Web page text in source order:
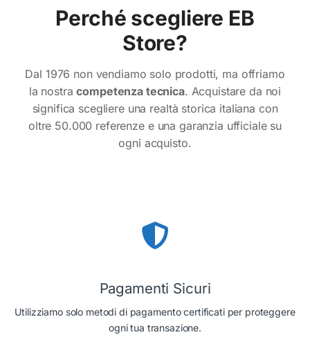
Perché scegliere EB
Store?
Dal 1976 non vendiamo solo prodotti, ma offriamo
la nostracompetenza tecnica. Acquistare da noi
significa scegliere una realtà storica italiana con
oltre 50.000 referenze e una garanzia ufficiale su
ogni acquisto.
Pagamenti Sicuri
Utilizziamo solo metodi di pagamento certificati per proteggere
ogni tua transazione.